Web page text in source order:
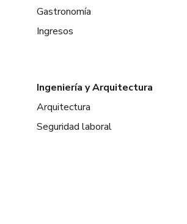
Gastronomía
Ingresos
Ingeniería y Arquitectura
Arquitectura
Seguridad laboral